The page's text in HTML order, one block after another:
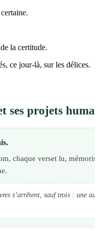
la certitude.
ce jour-là, sur les délices.
ses projets
chaque verset lu,
s’arrêtent, sauf trois : une